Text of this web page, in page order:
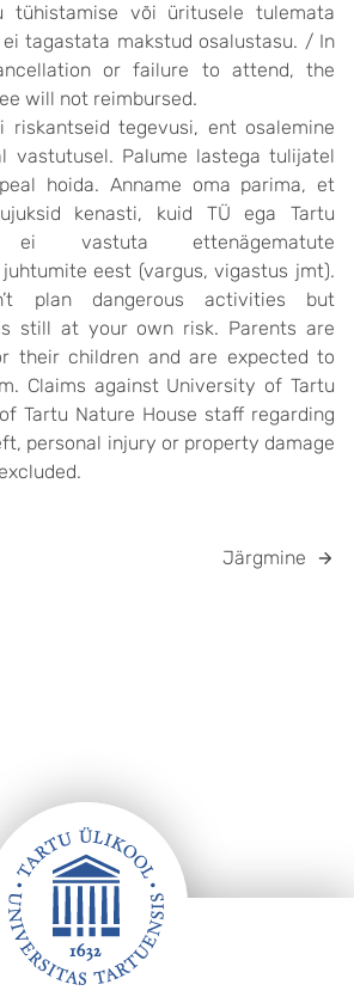
tühistamise või üritusele tulemata
tagastata makstud osalustasu. / In
or failure to attend, the
will not reimbursed.
riskantseid tegevusi, ent osalemine
vastutusel. Palume lastega tulijatel
hoida. Anname oma parima, et
kenasti, kuid TÜ ega Tartu
ei vastuta ettenägematute
eest (vargus, vigastus jmt).
plan dangerous activities but
still at your own risk. Parents are
their children and are expected to
Claims against University of Tartu
Tartu Nature House staff regarding
personal injury or property damage
Järgmine